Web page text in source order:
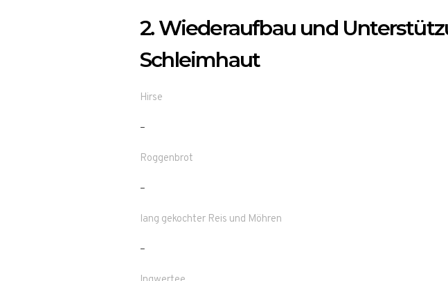
2. Wiederaufbau und
Schleimhaut
Hirse
–
Roggenbrot
–
lang gekochter Reis und Möhren
–